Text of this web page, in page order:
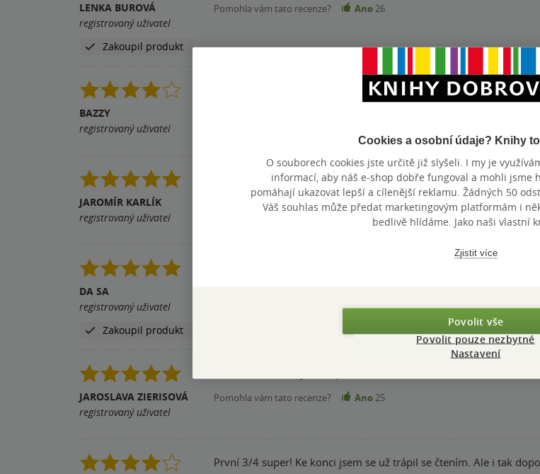
LENKA BUROVÁ
registrovaný uživatel
Zakoupil produkt
Pomohla vám tato recenze? Ano26
BAZZY
registrovaný uživatel
JAROMÍR KARLÍK
registrovaný uživatel
Musím říct, že je to velmi pěkná kniha, určitě jí doporučuji všem
Pomohla vám tato recenze? Ano26
DA SA
registrovaný uživatel
Zakoupil produkt
Nestala se bestsellerem pro nic za nic. Velmi přínosná knížka
Ano25
JAROSLAVA ZIERISOVÁ
registrovaný uživatel
Pomohla vám tato recenze? Ano25
První 3/4 super! Ke konci jsem se už trápil se čtením. Ale i tak
Cookies a osobní údaje? Knihy
O souborech cookies jste určitě již slyšeli. I my je
informací, aby náš e-shop dobře fungoval a mohli jsme
pomáhají ukazovat lepší a cílenější reklamu. Žádných 50
Váš souhlas může předat marketingovým platformám i
bedlivě hlídáme. Jako naši vlastní
Zjistit více
Povolit vše
Povolit pouze nezbytné
Nastavení